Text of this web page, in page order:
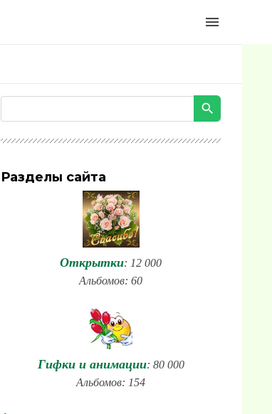
menu
Разделы сайта
Открытки: 12 000
Альбомов: 60
Гифки и анимации: 80 000
Альбомов: 154